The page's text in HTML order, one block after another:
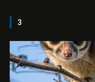
3